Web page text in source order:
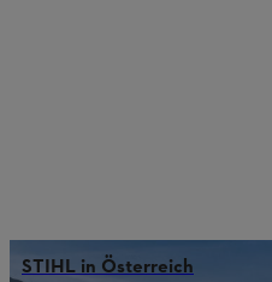
STIHL in Österreich